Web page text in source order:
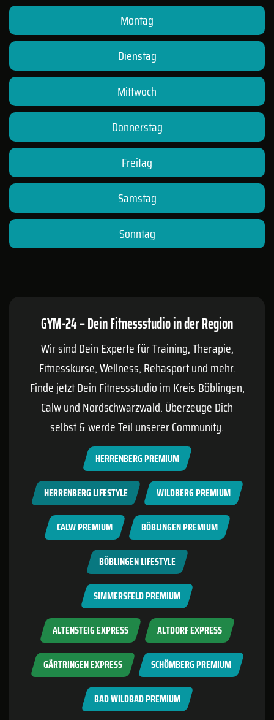
Montag
Dienstag
Mittwoch
Donnerstag
Freitag
Samstag
Sonntag
GYM-24 – Dein Fitnessstudio in der Region
Wir sind Dein Experte für Training, Therapie,
Fitnesskurse, Wellness, Rehasport und mehr.
Finde jetzt Dein Fitnessstudio im KreisBöblingen,
Calwund Nordschwarzwald. Überzeuge Dich
selbst & werde Teil unserer Community.
HERRENBERG PREMIUM
HERRENBERG LIFESTYLE WILDBERG PREMIUM
CALW PREMIUM BÖBLINGEN PREMIUM
BÖBLINGEN LIFESTYLE
SIMMERSFELD PREMIUM
ALTENSTEIG EXPRESS ALTDORF EXPRESS
GÄRTRINGEN EXPRESS SCHÖMBERG PREMIUM
BAD WILDBAD PREMIUM